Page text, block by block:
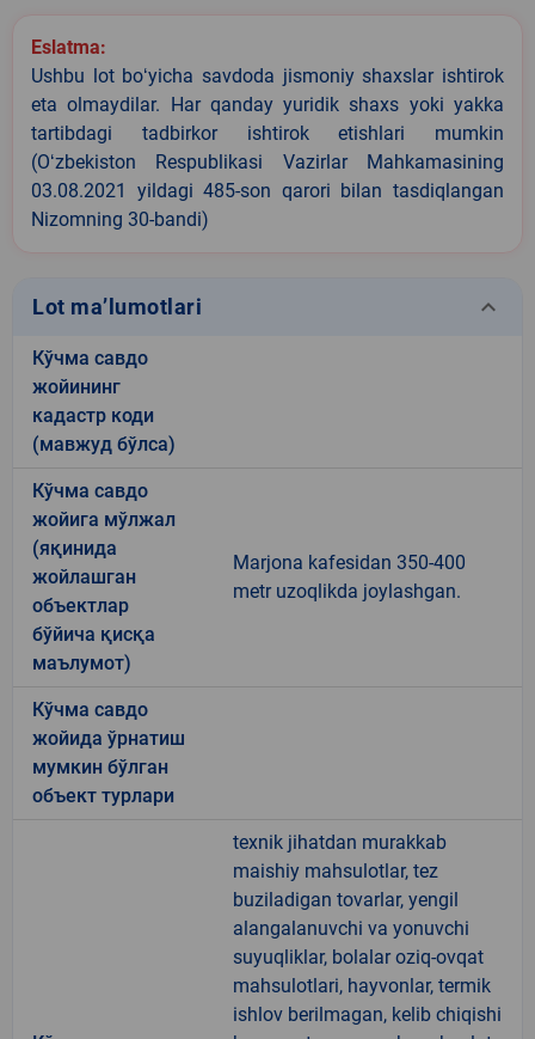
Eslatma:
Ushbu lot boʻyicha savdoda jismoniy shaxslar ishtirok
eta olmaydilar. Har qanday yuridik shaxs yoki yakka
tartibdagi tadbirkor ishtirok etishlari mumkin
(Oʻzbekiston Respublikasi Vazirlar Mahkamasining
03.08.2021 yildagi 485-son qarori bilan tasdiqlangan
Nizomning 30-bandi)
Lot ma’lumotlari keyboard_arrow_down
Кўчма савдо
жойининг
кадастр коди
(мавжуд бўлса)
Кўчма савдо
жойига мўлжал
(яқинида
жойлашган
объектлар
бўйича қисқа
маълумот)
Marjona kafesidan 350-400
metr uzoqlikda joylashgan.
Кўчма савдо
жойида ўрнатиш
мумкин бўлган
объект турлари
texnik jihatdan murakkab
maishiy mahsulotlar, tez
buziladigan tovarlar, yengil
alangalanuvchi va yonuvchi
suyuqliklar, bolalar oziq-ovqat
mahsulotlari, hayvonlar, termik
ishlov berilmagan, kelib chiqishi